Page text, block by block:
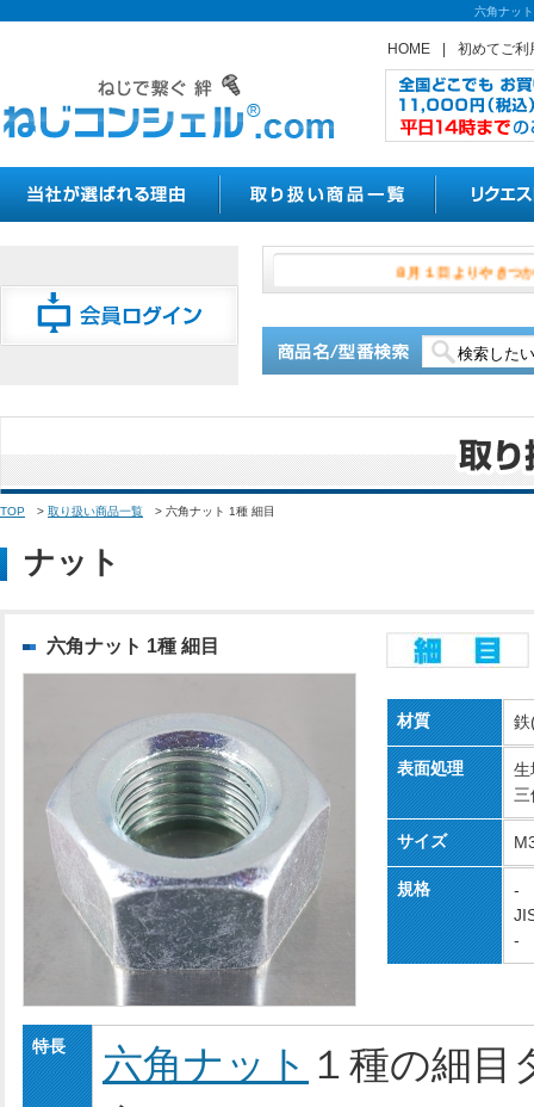
六角ナッ
HOME 初めてご利
８月１日よ
TOP > 取り扱い商品一覧 > 六角ナット 1種 細目
ナット
六角ナット 1種 細目
材質 鉄
表面処理
生
サイズ
規格
-
-
特長 六角ナット １種の細